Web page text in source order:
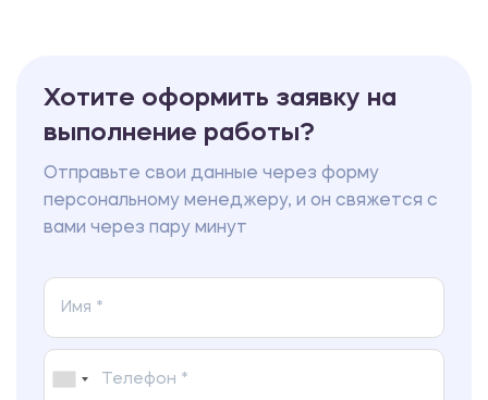
Хотите оформить заявку на
выполнение работы?
Отправьте свои данные через форму
персональному менеджеру, и он свяжется с
вами через пару минут